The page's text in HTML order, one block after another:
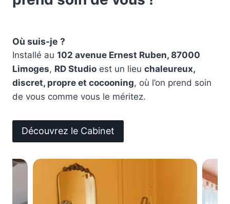
Où suis-je ?
Installé au 102 avenue Ernest Ruben, 87000
Limoges, RD Studio est un lieu chaleureux,
discret, propre et cocooning, où l’on prend soin
de vous comme vous le méritez.
Découvrez le Cabinet